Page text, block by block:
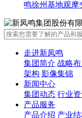
鸣徐州基地观摩
走进新凤鸣
集团简介 战略
架构 影像集锦
新闻中心
集团动态 行业
产品服务
产品介绍 产业